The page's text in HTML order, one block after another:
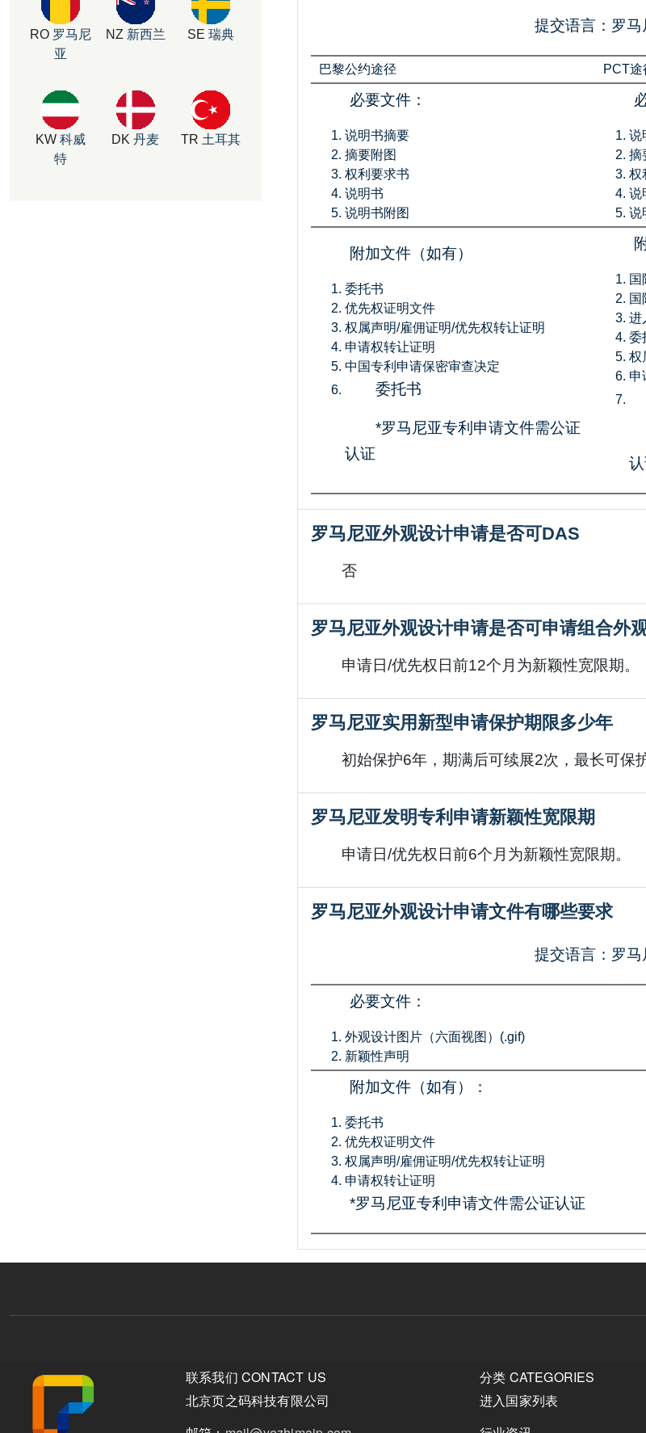
提交语言：罗马
巴黎公约途径 PCT途
必要文件：
说明书摘要
摘要附图
权利要求书
说明书
说明书附图
说
摘
权
说
说
附加文件（如有）
委托书
优先权证明文件
权属声明/雇佣证明/优先权转让证明
申请权转让证明
中国专利申请保密审查决定
委托书
*罗马尼亚专利申请文件需公证
认证
国
国
进
委
权
申
罗马尼亚外观设计申请是否可DAS
否
罗马尼亚外观设计申请是否可申请组合外
申请日/优先权日前12个月为新颖性宽限期。
罗马尼亚实用新型申请保护期限多少年
初始保护6年，期满后可续展2次，最长可保
罗马尼亚发明专利申请新颖性宽限期
申请日/优先权日前6个月为新颖性宽限期。
罗马尼亚外观设计申请文件有哪些要求
提交语言：罗马
必要文件：
外观设计图片（六面视图）(.gif)
新颖性声明
附加文件（如有）：
委托书
优先权证明文件
权属声明/雇佣证明/优先权转让证明
申请权转让证明
*罗马尼亚专利申请文件需公证认证
RO 罗马尼
亚
NZ 新西兰 SE 瑞典
KW 科威
特
DK 丹麦 TR 土耳其
联系我们 CONTACT US
北京页之码科技有限公司
分类 CATEGORIES
进入国家列表